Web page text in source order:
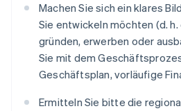
Machen Sie sich ein klares
Sie entwickeln möchten (d.
gründen, erwerben oder
Sie mit dem
Geschäftsplan, vorläufige
Ermitteln Sie bitte die